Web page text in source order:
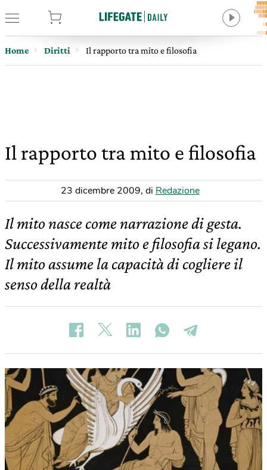
Home Diritti Il rapporto tra mito e filosofia
Il rapporto tra mito e filosofia
23 dicembre 2009, di Redazione
Il mito nasce come narrazione di gesta.
Successivamente mito e filosofia si legano.
Il mito assume la capacità di cogliere il
senso della realtà